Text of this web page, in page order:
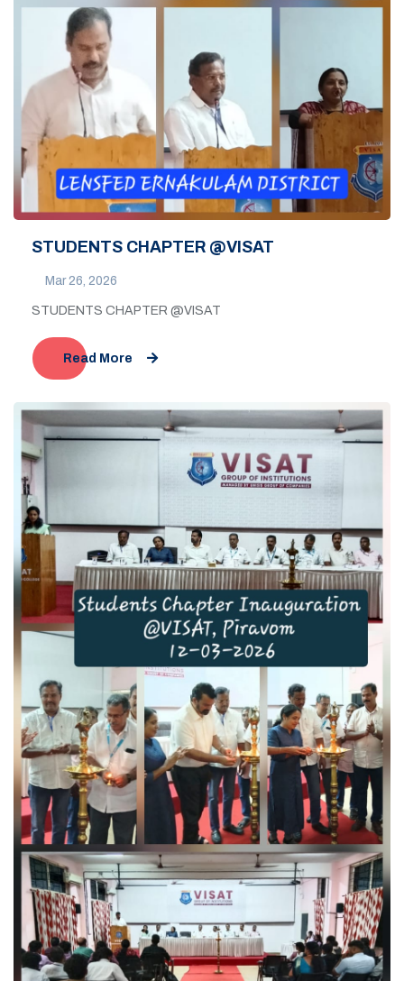
STUDENTS CHAPTER @VISAT
Mar 26, 2026
STUDENTS CHAPTER @VISAT
Read More